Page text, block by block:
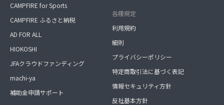
CAMPFIRE for Sports
CAMPFIRE ふるさと納税
AD FOR ALL
HIOKOSHI
JFAクラウドファンディング
machi-ya
補助金申請サポート
各種規定
利用規約
細則
プライバシーポリシー
特定商取引法に基づく表記
情報セキュリティ方針
反社基本方針